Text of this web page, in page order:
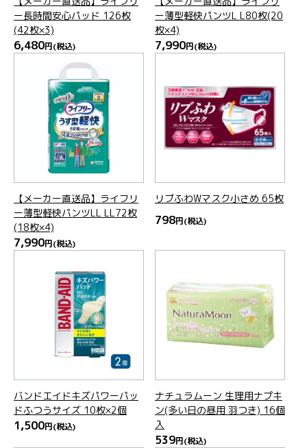
ー長時間安心パッド 126枚
(42枚×3)
6,480円(税込)
ー薄型軽快パンツL L80枚(20
枚×4)
7,990円(税込)
【メーカー直送品】ライフリ
ー薄型軽快パンツLL LL72枚
(18枚×4)
7,990円(税込)
リブふわWマスク小さめ 65枚
798円(税込)
バンドエイドキズパワーパッ
ドふつうサイズ 10枚×2個
1,500円(税込)
ナチュラムーン 生理用ナプキ
ン(多い日の昼用 羽つき) 16個
入
539円(税込)